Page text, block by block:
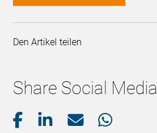
Den Artikel teilen
Share Social Media